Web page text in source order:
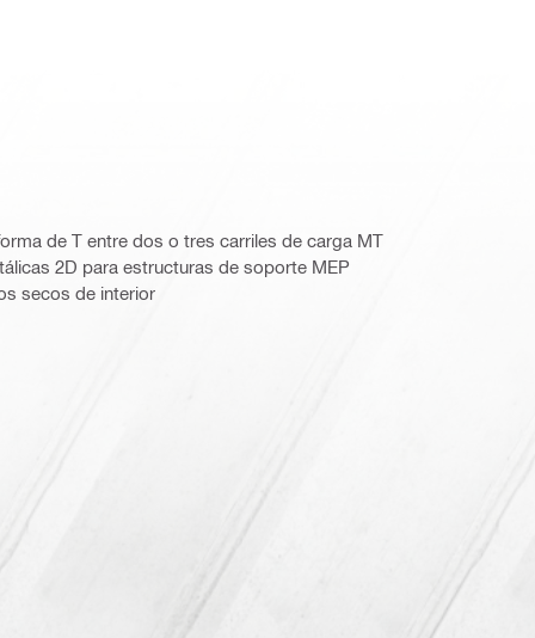
de T entre dos o tres carriles de carga MT
2D para estructuras de soporte MEP
secos de interior